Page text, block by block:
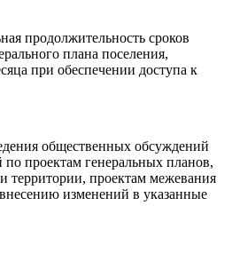
продолжительность сроков
плана поселения,
при обеспечении доступа к
общественных обсуждений
проектам генеральных планов,
территории, проектам межевания
изменений в указанные